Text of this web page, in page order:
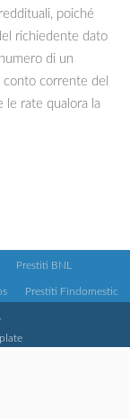
poiché
richiedente dato
di un
corrente del
le rate qualora la
Prestiti BNL
Prestiti Findomestic